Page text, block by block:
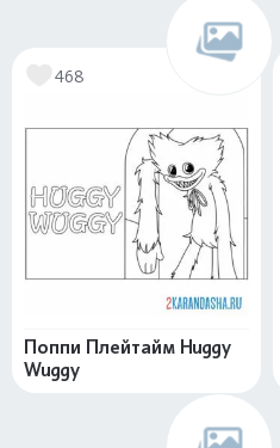
468
Поппи Плейтайм Huggy
Wuggy